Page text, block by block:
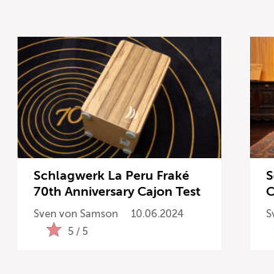
Licht
Vocals
Software
Ergebnisse anzeigen
Schlagwerk La Peru Fraké
70th Anniversary Cajon Test
Sven von Samson
10.06.2024
5 / 5